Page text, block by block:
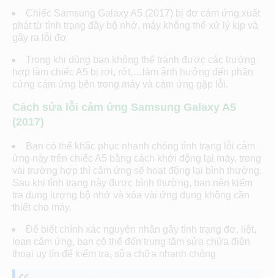
Chiếc Samsung Galaxy A5 (2017) bị đơ cảm ứng xuất
phát từ tình trạng đầy bộ nhớ, máy không thể xử lý kịp và
gây ra lỗi đơ
Trong khi dùng bạn không thể tránh được các trường
hợp làm chiếc A5 bị rơi, rớt,…làm ảnh hưởng đến phần
cứng cảm ứng bên trong máy và cảm ứng gặp lỗi.
Cách sửa lỗi cảm ứng Samsung Galaxy A5
(2017)
Bạn có thể khắc phục nhanh chóng tình trạng lỗi cảm
ứng này trên chiếc A5 bằng cách khởi động lại máy, trong
vài trường hợp thì cảm ứng sẽ hoạt động lại bình thường.
Sau khi tình trạng này được bình thường, bạn nên kiểm
tra dung lượng bộ nhớ và xóa vài ứng dụng không cần
thiết cho máy.
Để biết chính xác nguyên nhân gây tình trạng đơ, liệt,
loạn cảm ứng, bạn có thể đến trung tâm sửa chữa điện
thoại uy tín để kiểm tra, sửa chữa nhanh chóng